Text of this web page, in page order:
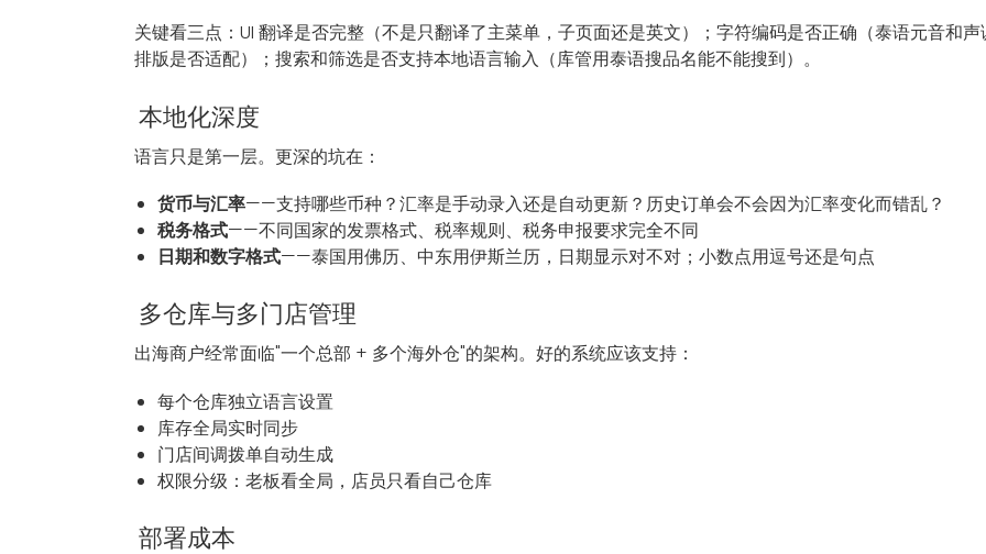
关键看三点：UI 翻译是否完整（不是只翻译了主菜单，子页面还是英文）；字符编码是否正确（泰语元音和
排版是否适配）；搜索和筛选是否支持本地语言输入（库管用泰语搜品名能不能搜到）。
本地化深度
语言只是第一层。更深的坑在：
货币与汇率——支持哪些币种？汇率是手动录入还是自动更新？历史订单会不会因为汇率变化而错乱？
税务格式——不同国家的发票格式、税率规则、税务申报要求完全不同
日期和数字格式——泰国用佛历、中东用伊斯兰历，日期显示对不对；小数点用逗号还是句点
多仓库与多门店管理
出海商户经常面临"一个总部 + 多个海外仓"的架构。好的系统应该支持：
每个仓库独立语言设置
库存全局实时同步
门店间调拨单自动生成
权限分级：老板看全局，店员只看自己仓库
部署成本